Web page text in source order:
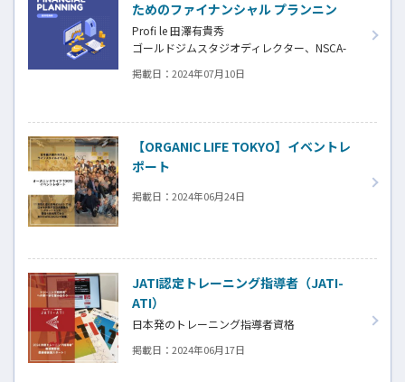
ためのファイナンシャル プランニン
グ NEXT2024年7月10日号
Profi le 田澤有貴秀
ゴールドジムスタジオディレクター、NSCA-
院大学・日本福祉大学卒業、社会福祉士、
引士（合格）、介護実務者研修終了（旧ヘル
パー1級）
掲載日： 2024年07月10日
【ORGANIC LIFE TOKYO】イベントレ
ポート
掲載日： 2024年06月24日
JATI認定トレーニング指導者（JATI-
ATI）
日本発のトレーニング指導者資格
掲載日： 2024年06月17日